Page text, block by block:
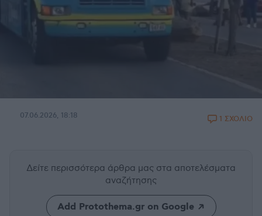
07.06.2026, 18:18 1 ΣΧΟΛΙΟ
Δείτε περισσότερα άρθρα μας στα αποτελέσματα
αναζήτησης
Add Protothema.gr on Google